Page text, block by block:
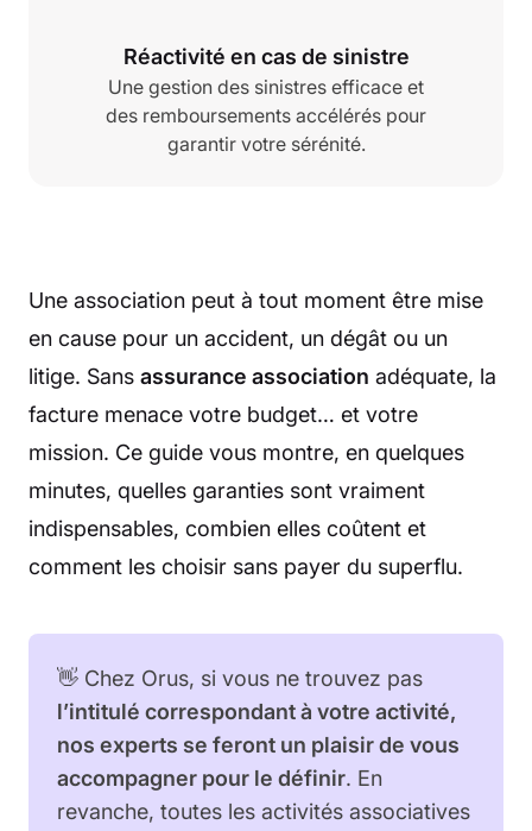
Réactivité en cas de sinistre
Une gestion des sinistres efficace et
des remboursements accélérés pour
garantir votre sérénité.
Une association peut à tout moment être mise
en cause pour un accident, un dégât ou un
litige. Sans assurance association adéquate, la
facture menace votre budget… et votre
mission. Ce guide vous montre, en quelques
minutes, quelles garanties sont vraiment
indispensables, combien elles coûtent et
comment les choisir sans payer du superflu.
👋 Chez Orus, si vous ne trouvez pas
l’intitulé correspondant à votre activité,
nos experts se feront un plaisir de vous
accompagner pour le définir. En
revanche, toutes les activités associatives